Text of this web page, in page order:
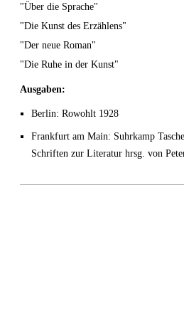
"Über die Sprache"
"Die Kunst des Erzählens"
"Der neue Roman"
"Die Ruhe in der Kunst"
Ausgaben:
Berlin: Rowohlt 1928
Frankfurt am Main: Suhrkamp
Schriften zur Literatur hrsg. von